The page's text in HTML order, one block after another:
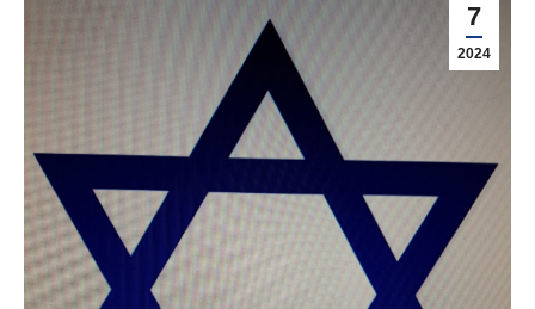
7
2024